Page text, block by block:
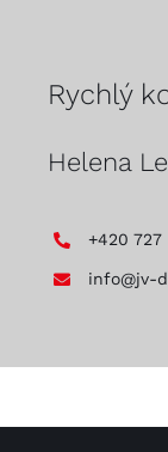
Rychlý
Helena
+420
info@jv-